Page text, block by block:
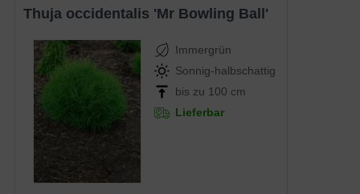
Thuja occidentalis 'Mr Bowling Ball'
Immergrün
Sonnig-halbschattig
bis zu 100 cm
Lieferbar